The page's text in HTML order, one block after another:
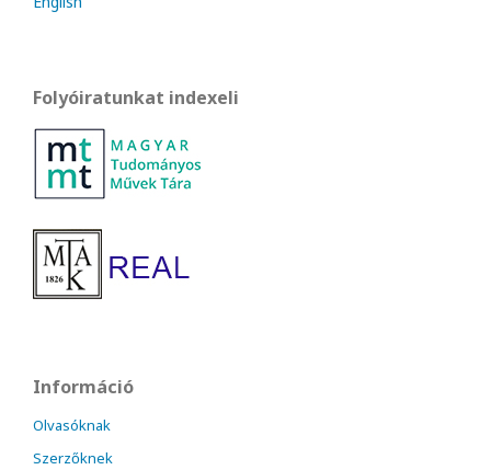
Folyóiratunkat indexeli
Információ
Olvasóknak
Szerzőknek